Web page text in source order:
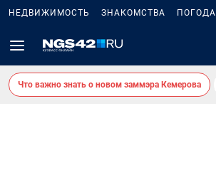
НЕДВИЖИМОСТЬ ЗНАКОМСТВА ПОГОДА
Что важно знать о новом заммэра Кемерова